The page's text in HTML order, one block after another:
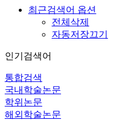
최근검색어 옵션
전체삭제
자동저장끄기
인기검색어
통합검색
국내학술논문
학위논문
해외학술논문